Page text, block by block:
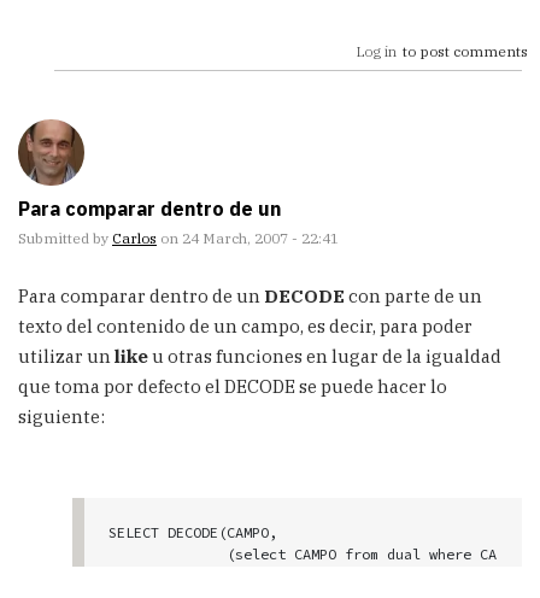
Log in to post comments
Para comparar dentro de un
Submitted by Carlos on 24 March, 2007 - 22:41
Para comparar dentro de un DECODE con parte de un
texto del contenido de un campo, es decir, para poder
utilizar unlikeu otras funciones en lugar de la igualdad
que toma por defecto el DECODE se puede hacer lo
siguiente:
SELECT DECODE(CAMPO,